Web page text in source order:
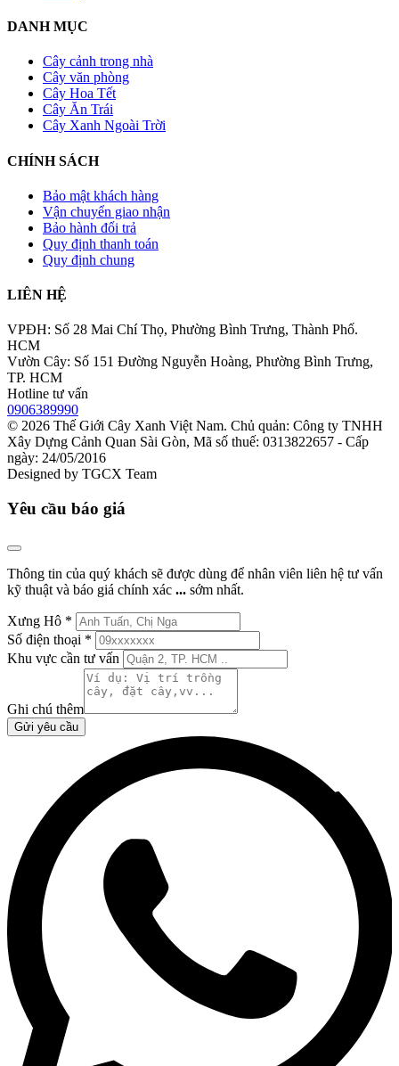
DANH MỤC
Cây cảnh trong nhà
Cây văn phòng
Cây Hoa Tết
Cây Ăn Trái
Cây Xanh Ngoài Trời
CHÍNH SÁCH
Bảo mật khách hàng
Vận chuyển giao nhận
Bảo hành đổi trả
Quy định thanh toán
Quy định chung
LIÊN HỆ
VPĐH: Số 28 Mai Chí Thọ, Phường Bình Trưng, Thành Phố.
HCM
Vườn Cây: Số 151 Đường Nguyễn Hoàng, Phường Bình Trưng,
TP. HCM
Hotline tư vấn
0906389990
© 2026 Thế Giới Cây Xanh Việt Nam. Chủ quản: Công ty TNHH
Xây Dựng Cảnh Quan Sài Gòn, Mã số thuế: 0313822657 - Cấp
ngày: 24/05/2016
Designed by TGCX Team
Yêu cầu báo giá
Thông tin của quý khách sẽ được dùng để nhân viên liên hệ tư vấn
kỹ thuật và báo giá chính xác ... sớm nhất.
Xưng Hô *
Số điện thoại *
Khu vực cần tư vấn
Ghi chú thêm
Gửi yêu cầu